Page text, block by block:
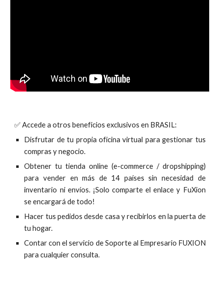
✅Accede a otros beneficios exclusivos en BRASIL:
Disfrutar de tu propia oficina virtual para gestionar tus
compras y negocio.
Obtener tu tienda online (e-commerce / dropshipping)
para vender en más de 14 países sin necesidad de
inventario ni envíos. ¡Solo comparte el enlace y FuXion
se encargará de todo!
Hacer tus pedidos desde casa y recibirlos en la puerta de
tu hogar.
Contar con el servicio de Soporte al Empresario FUXION
para cualquier consulta.